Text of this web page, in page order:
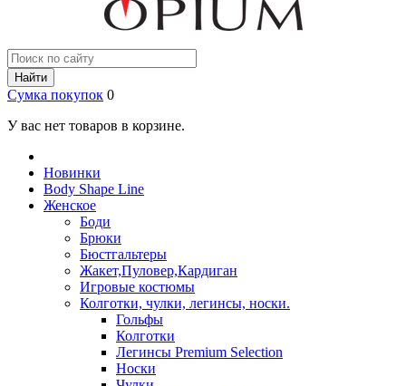
Найти
Сумка покупок 0
У вас нет товаров в корзине.
Новинки
Body Shape Line
Женское
Боди
Брюки
Бюстгальтеры
Жакет,Пуловер,Кардиган
Игровые костюмы
Колготки, чулки, легинсы, носки.
Гольфы
Колготки
Легинсы Premium Selection
Носки